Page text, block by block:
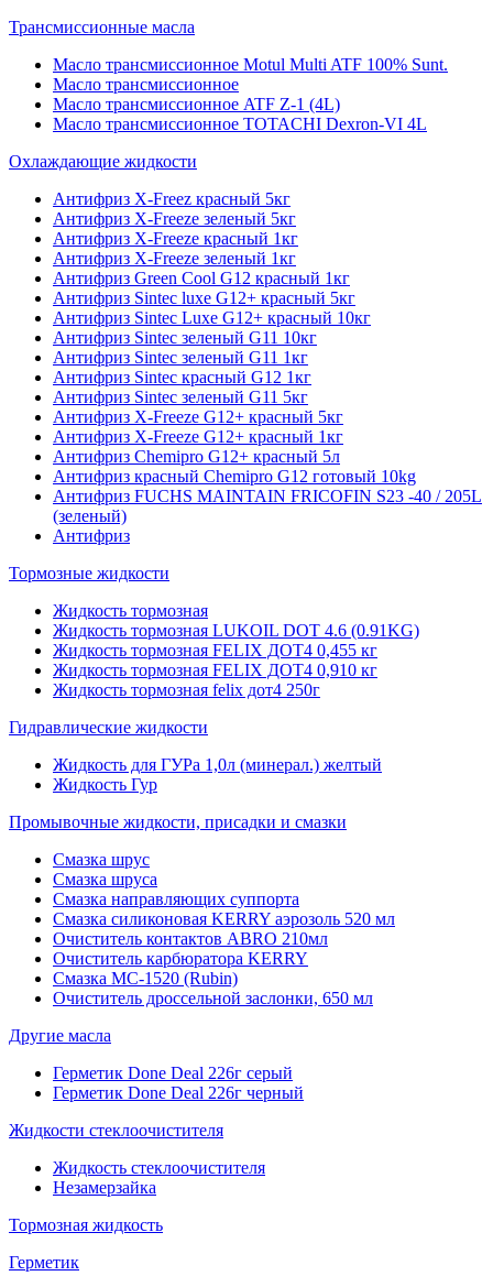
Трансмиссионные масла
Масло трансмиссионное Motul Multi ATF 100% Sunt.
Масло трансмиссионное
Масло трансмиссионное ATF Z-1 (4L)
Масло трансмиссионное TOTACHI Dexron-VI 4L
Охлаждающие жидкости
Антифриз X-Freez красный 5кг
Антифриз X-Freeze зеленый 5кг
Антифриз X-Freeze красный 1кг
Антифриз X-Freeze зеленый 1кг
Антифриз Green Cool G12 красный 1кг
Антифриз Sintec luxe G12+ красный 5кг
Антифриз Sintec Luxe G12+ красный 10кг
Антифриз Sintec зеленый G11 10кг
Антифриз Sintec зеленый G11 1кг
Антифриз Sintec красный G12 1кг
Антифриз Sintec зеленый G11 5кг
Антифриз X-Freeze G12+ красный 5кг
Антифриз X-Freeze G12+ красный 1кг
Антифриз Chemipro G12+ красный 5л
Антифриз красный Chemipro G12 готовый 10kg
Антифриз FUCHS MAINTAIN FRICOFIN S23 -40 / 205L
(зеленый)
Антифриз
Тормозные жидкости
Жидкость тормозная
Жидкость тормозная LUKOIL DOT 4.6 (0.91KG)
Жидкость тормозная FELIX ДОТ4 0,455 кг
Жидкость тормозная FELIX ДОТ4 0,910 кг
Жидкость тормозная felix дот4 250г
Гидравлические жидкости
Жидкость для ГУРа 1,0л (минерал.) желтый
Жидкость Гур
Промывочные жидкости, присадки и смазки
Смазка шрус
Смазка шруса
Смазка направляющих суппорта
Смазка силиконовая KERRY аэрозоль 520 мл
Очиститель контактов ABRO 210мл
Очиститель карбюратора KERRY
Смазка МС-1520 (Rubin)
Очиститель дроссельной заслонки, 650 мл
Другие масла
Герметик Done Deal 226г серый
Герметик Done Deal 226г черный
Жидкости стеклоочистителя
Жидкость стеклоочистителя
Незамерзайка
Тормозная жидкость
Герметик